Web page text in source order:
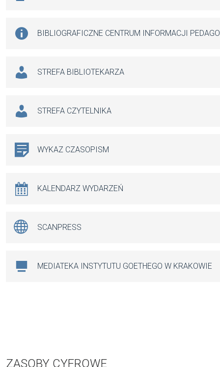
BIBLIOGRAFICZNE CENTRUM INFORMACJI
STREFA BIBLIOTEKARZA
STREFA CZYTELNIKA
WYKAZ CZASOPISM
KALENDARZ WYDARZEŃ
SCANPRESS
MEDIATEKA INSTYTUTU GOETHEGO W KRAKOWIE
ZASOBY CYFROWE